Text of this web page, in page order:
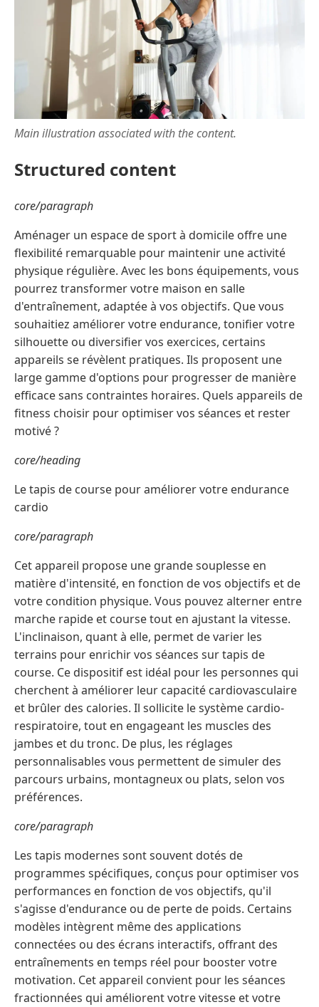
Main illustration associated with the content.
Structured content
core/paragraph
Aménager un espace de sport à domicile offre une
flexibilité remarquable pour maintenir une activité
physique régulière. Avec les bons équipements, vous
pourrez transformer votre maison en salle
d'entraînement, adaptée à vos objectifs. Que vous
souhaitiez améliorer votre endurance, tonifier votre
silhouette ou diversifier vos exercices, certains
appareils se révèlent pratiques. Ils proposent une
large gamme d'options pour progresser de manière
efficace sans contraintes horaires. Quels appareils de
fitness choisir pour optimiser vos séances et rester
motivé ?
core/heading
Le tapis de course pour améliorer votre endurance
cardio
core/paragraph
Cet appareil propose une grande souplesse en
matière d'intensité, en fonction de vos objectifs et de
votre condition physique. Vous pouvez alterner entre
marche rapide et course tout en ajustant la vitesse.
L'inclinaison, quant à elle, permet de varier les
terrains pour enrichir vos séances sur tapis de
course. Ce dispositif est idéal pour les personnes qui
cherchent à améliorer leur capacité cardiovasculaire
et brûler des calories. Il sollicite le système cardio-
respiratoire, tout en engageant les muscles des
jambes et du tronc. De plus, les réglages
personnalisables vous permettent de simuler des
parcours urbains, montagneux ou plats, selon vos
préférences.
core/paragraph
Les tapis modernes sont souvent dotés de
programmes spécifiques, conçus pour optimiser vos
performances en fonction de vos objectifs, qu'il
s'agisse d'endurance ou de perte de poids. Certains
modèles intègrent même des applications
connectées ou des écrans interactifs, offrant des
entraînements en temps réel pour booster votre
motivation. Cet appareil convient pour les séances
fractionnées qui améliorent votre vitesse et votre